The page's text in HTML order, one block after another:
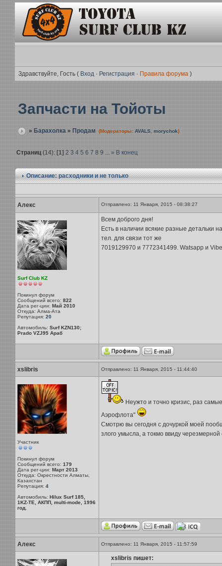
Здравствуйте, Гость ( Вход· Регистрация · Правила форума)
Запчасти на Тойоты
» Барахолка» Продам (Модераторы: AVALS, morychok)
Страниц(14): [1] 2 3 4 5 6 7 8 9 ... » В конец
Описание: расходники и не только
Алекс Отправлено: 11 Января, 2015 - 08:38:27
Surf Club KZ
Покинул форум
Сообщений всего: 822
Дата рег-ции: Май 2010
Откуда: Алма-Ата
Репутация: 20
Автомобиль: Surf KZN130;
Prado VZJ95 Араб
Всем доброго дня!
Есть в наличии всякие разные детальки
тел. для связи тот же
7019129970 и 7772341499. Watsapp и
xslibris Отправлено: 11 Января, 2015 - 11:44:40
Участник
Покинул форум
Сообщений всего: 179
Дата рег-ции: Март 2013
Откуда: Окрестности Алматы,
Казахстан
Репутация: 4
Автомобиль: Hilux Surf 185,
1KZ-TE, АКПП, multi-mode, 1996
год.
Неужто и точно кризис, раз
Аэрофлота"
Смотрю вы сегодня с дочуркой моей
злого умысла, а токмо ввиду
Алекс Отправлено: 11 Января, 2015 - 11:57:59
xslibris пишет: